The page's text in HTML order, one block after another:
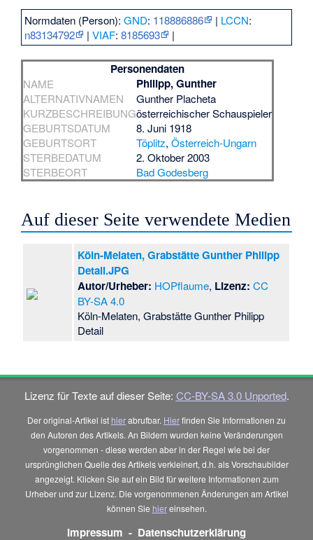
Normdaten (Person):GND: 118886886 | LCCN:
n83134792
|VIAF:8185693 |
Personendaten
NAME Philipp, Gunther
ALTERNATIVNAMEN
Gunther Placheta
KURZBESCHREIBUNGösterreichischer Schauspieler
GEBURTSDATUM
8. Juni 1918
GEBURTSORT
Töplitz,Österreich-Ungarn
STERBEDATUM
2. Oktober 2003
STERBEORT
Bad Godesberg
Auf dieser Seite verwendete Medien
Köln-Melaten, Grabstätte Gunther Philipp
Detail.JPG
Autor/Urheber: HOPflaume, Lizenz: CC
BY-SA 4.0
Köln-Melaten, Grabstätte Gunther Philipp
Detail
Lizenz für Texte auf dieser Seite: CC-BY-SA 3.0 Unported.
Der original-Artikel ist hierabrufbar. Hierfinden Sie Informationen zu
den Autoren des Artikels. An Bildern wurden keine Veränderungen
vorgenommen - diese werden aber in der Regel wie bei der
ursprünglichen Quelle des Artikels verkleinert, d.h. als Vorschaubilder
angezeigt. Klicken Sie auf ein Bild für weitere Informationen zum
Urheber und zur Lizenz. Die vorgenommenen Änderungen am Artikel
können Sie hiereinsehen.
Impressum - Datenschutzerklärung